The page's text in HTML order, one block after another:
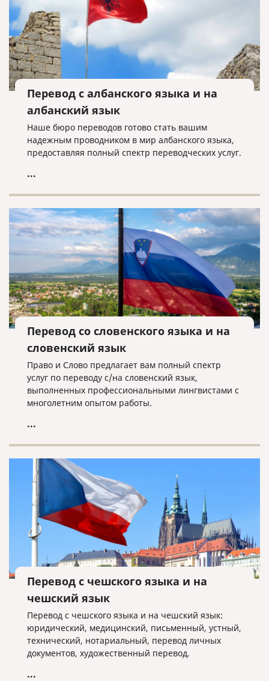
Перевод с албанского языка и на
албанский язык
Наше бюро переводов готово стать вашим
надежным проводником в мир албанского языка,
предоставляя полный спектр переводческих услуг.
...
Перевод со словенского языка и на
словенский язык
Право и Слово предлагает вам полный спектр
услуг по переводу с/на словенский язык,
выполненных профессиональными лингвистами с
многолетним опытом работы.
...
Перевод с чешского языка и на
чешский язык
Перевод с чешского языка и на чешский язык:
юридический, медицинский, письменный, устный,
технический, нотариальный, перевод личных
документов, художественный перевод.
...